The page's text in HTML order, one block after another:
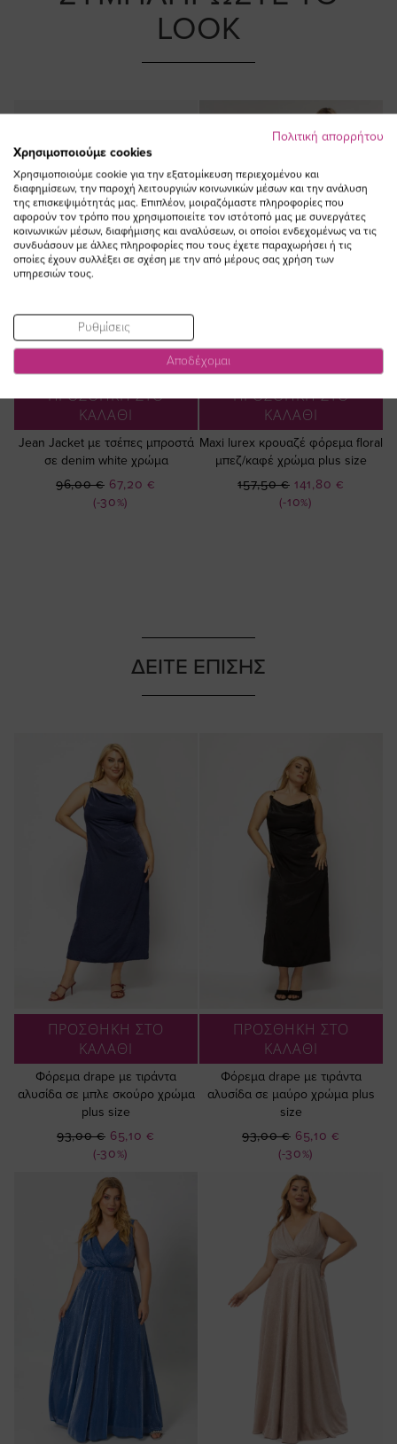
LOOK
ΠΡΟΣΘΗΚΗ ΣΤΟ
ΚΑΛΑΘΙ
Jean Jacket με τσέπες μπροστά
σε denim white χρώμα
(-30%)
Ειδική
Τιμή
67,20 €
96,00 €
ΠΡΟΣΘΗΚΗ ΣΤΟ
ΚΑΛΑΘΙ
Maxi lurex κρουαζέ φόρεμα floral
μπεζ/καφέ χρώμα plus size
(-10%)
Ειδική
Τιμή
141,80 €
157,50 €
ΠΡΟΣΘΗΚΗ ΣΤΟ
ΚΑΛΑΘΙ
Φόρεμα drape με τιράντα
αλυσίδα σε μπλε σκούρο χρώμα
plus size
(-30%)
Ειδική
Τιμή
65,10 €
93,00 €
ΠΡΟΣΘΗΚΗ ΣΤΟ
ΚΑΛΑΘΙ
Φόρεμα drape με τιράντα
αλυσίδα σε μαύρο χρώμα plus
size
(-30%)
Ειδική
Τιμή
65,10 €
93,00 €
ΔΕΙΤΕ ΕΠΙΣΗΣ
Πολιτική απορρήτου
Χρησιμοποιούμε cookies
Χρησιμοποιούμε cookie για την εξατομίκευση περιεχομένου και
διαφημίσεων, την παροχή λειτουργιών κοινωνικών μέσων και την ανάλυση
της επισκεψιμότητάς μας. Επιπλέον, μοιραζόμαστε πληροφορίες που
αφορούν τον τρόπο που χρησιμοποιείτε τον ιστότοπό μας με συνεργάτες
κοινωνικών μέσων, διαφήμισης και αναλύσεων, οι οποίοι ενδεχομένως να τις
συνδυάσουν με άλλες πληροφορίες που τους έχετε παραχωρήσει ή τις
οποίες έχουν συλλέξει σε σχέση με την από μέρους σας χρήση των
υπηρεσιών τους.
Ρυθμίσεις
Αποδέχομαι